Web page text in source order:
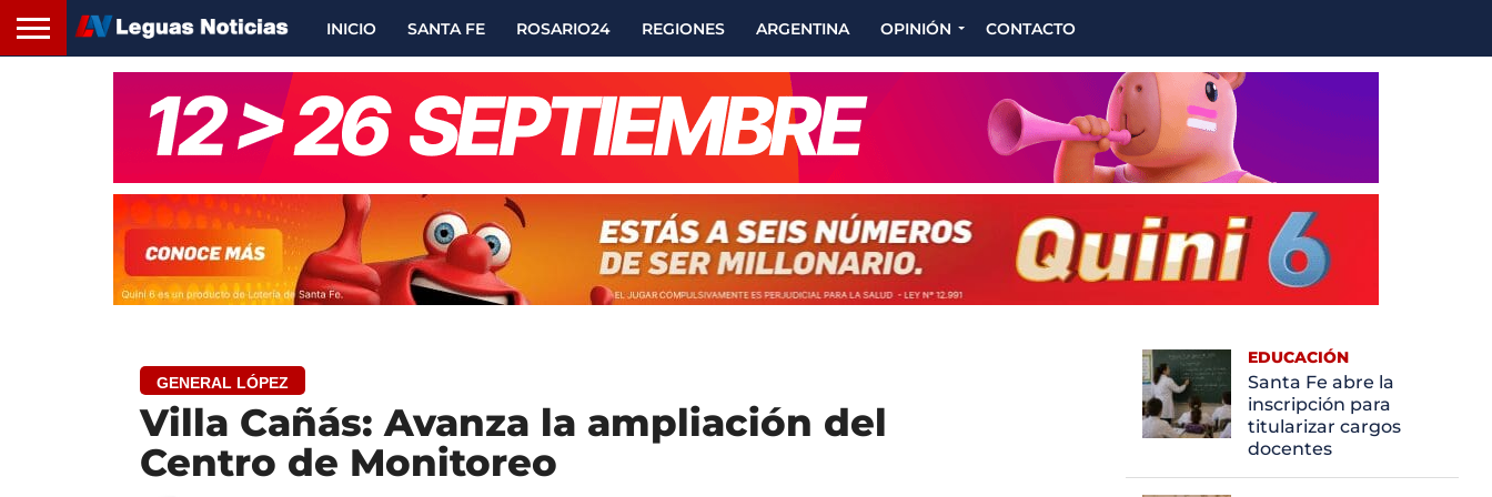
INICIO SANTA FE ROSARIO24 REGIONES ARGENTINA OPINIÓN CONTACTO
GENERAL LÓPEZ
Villa Cañás: Avanza la ampliación del
Centro de Monitoreo
EDUCACIÓN
Santa Fe abre la
inscripción para
titularizar cargos
docentes